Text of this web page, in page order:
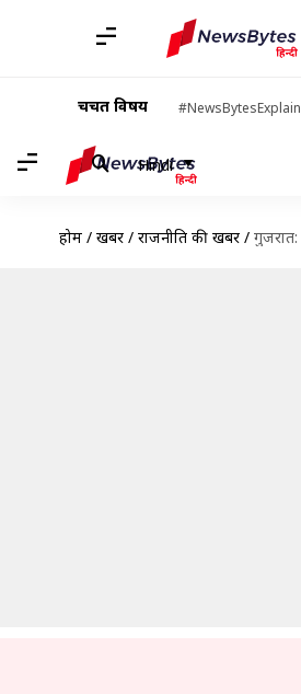
चर्चित विषय
Hindi
होम / खबरें / राजनीति की खबरें /